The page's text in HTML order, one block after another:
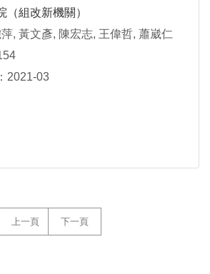
（組改新機關）
, 黃文彥, 陳宏志, 王偉哲, 蕭崴仁
2021-03
上一頁 下一頁